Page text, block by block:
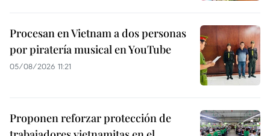
Procesan en Vietnam a dos personas
por piratería musical en YouTube
05/08/2026 11:21
Proponen reforzar protección de